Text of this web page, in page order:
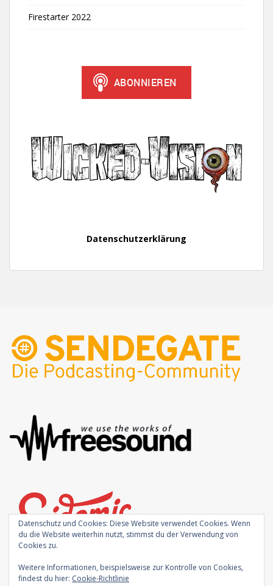
Firestarter 2022
Datenschutzerklärung
Datenschutz und Cookies: Diese Website verwendet Cookies. Wenn
du die Website weiterhin nutzt, stimmst du der Verwendung von
Cookies zu.
Weitere Informationen, beispielsweise zur Kontrolle von Cookies,
findest du hier: Cookie-Richtlinie